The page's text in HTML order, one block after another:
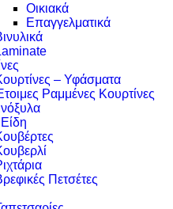
Οικιακά
Επαγγελματικά
– Υφάσματα
Ραμμένες Κουρτίνες
Πετσέτες